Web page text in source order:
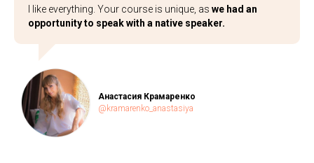
I like everything. Your course is unique, as we had an
opportunity to speak with a native speaker.
Анастасия Крамаренко
@kramarenko_anastasiya